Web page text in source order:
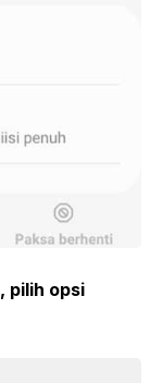
, pilih opsi